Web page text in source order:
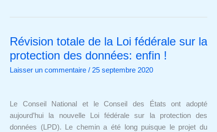
Révision totale de la Loi fédérale sur la
protection des données: enfin !
Laisser un commentaire / 25 septembre 2020
Le Conseil National et le Conseil des États ont adopté
aujourd’hui la nouvelle Loi fédérale sur la protection des
données (LPD). Le chemin a été long puisque le projet du
Révision
totale
de
la